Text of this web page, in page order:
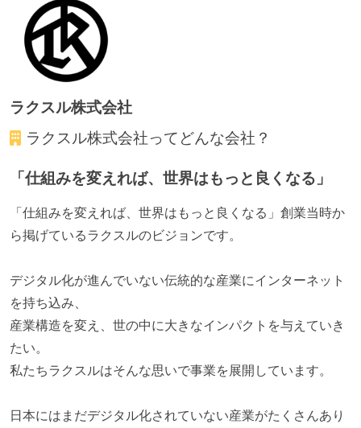
労働環境の自由度
フレックスタイム制または裁量労働制を採用している
メンバーの多様性
外国籍の開発メンバーがいる
開発メンバーの新卒採用を実施している
待遇・福利厚生
職業安定法に対応する記載事項
置）
ラクスル株式会社
ラクスル株式会社ってどんな会社？
「仕組みを変えれば、世界はもっと良くなる」
「仕組みを変えれば、世界はもっと良くなる」創業当時か
ら掲げているラクスルのビジョンです。
デジタル化が進んでいない伝統的な産業にインターネット
を持ち込み、
産業構造を変え、世の中に大きなインパクトを与えていき
たい。
私たちラクスルはそんな思いで事業を展開しています。
日本にはまだデジタル化されていない産業がたくさんあり